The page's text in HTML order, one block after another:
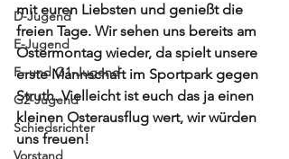
D-Jugend
E-Jugend
F- und G1-Jugend
G2-Jugend
Schiedsrichter
Vorstand
mit euren Liebsten und genießt die
freien Tage. Wir sehen uns bereits am
Ostermontag wieder, da spielt unsere
erste Mannschaft im Sportpark gegen
Struth. Vielleicht ist euch das ja einen
kleinen Osterausflug wert, wir würden
uns freuen!